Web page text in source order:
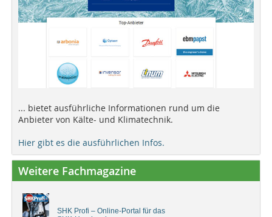
... bietet ausführliche Informationen rund um die
Anbieter von Kälte- und Klimatechnik.
Hier gibt es die ausführlichen Infos.
Weitere Fachmagazine
SHK Profi – Online-Portal für das